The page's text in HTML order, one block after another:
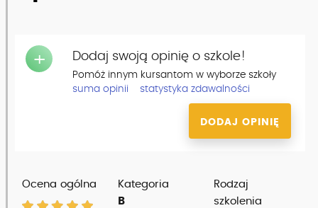
+ Dodaj swoją opinię o szkole!
Pomóż innym kursantom w wyborze szkoły
suma opinii
statystyka zdawalności
DODAJ OPINIĘ
Ocena ogólna
Kategoria
B
Rodzaj
szkolenia